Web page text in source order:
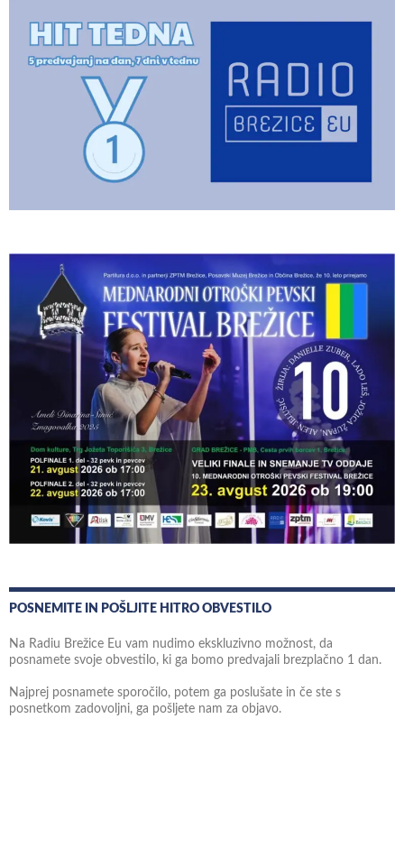
POSNEMITE IN POŠLJITE HITRO OBVESTILO
Na Radiu Brežice Eu vam nudimo ekskluzivno možnost, da
posnamete svoje obvestilo, ki ga bomo predvajali brezplačno 1 dan.
Najprej posnamete sporočilo, potem ga poslušate in če ste s
posnetkom zadovoljni, ga pošljete nam za objavo.